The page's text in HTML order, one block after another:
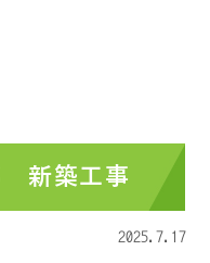
新築工事
2025.7.17